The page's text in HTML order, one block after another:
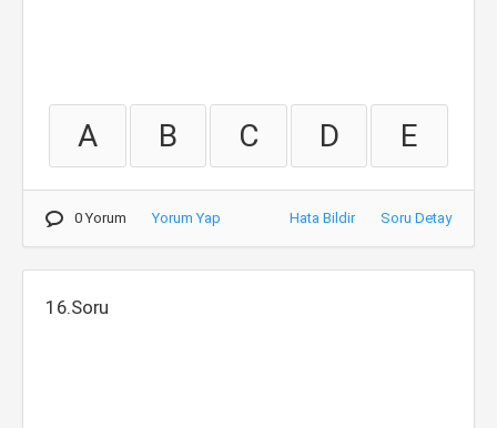
A B C D E
0 Yorum Yorum Yap Hata Bildir Soru Detay
16.Soru